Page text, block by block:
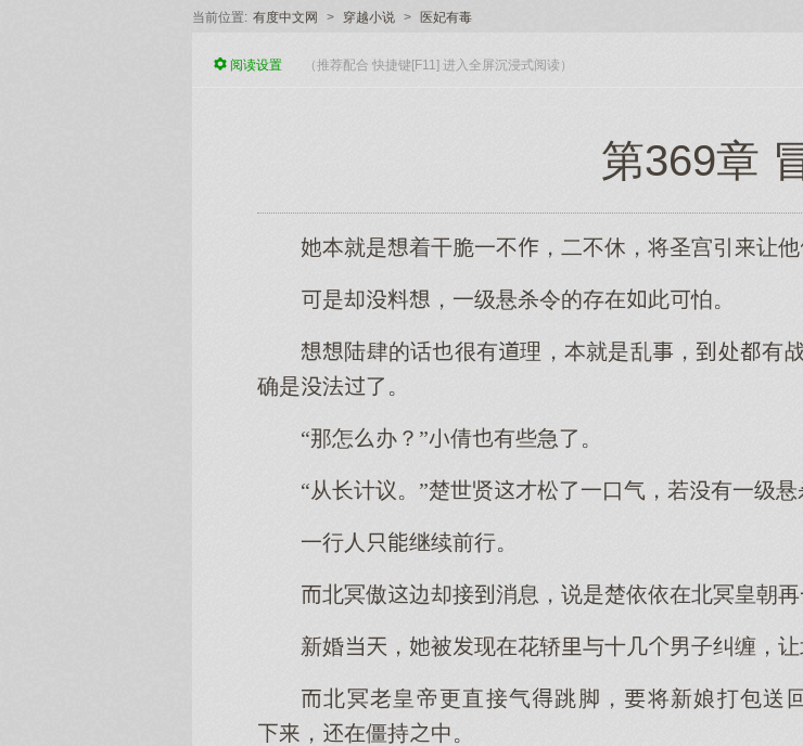
当前位置: 有度中文网 > 穿越小说 > 医妃有毒
阅读设置 （推荐配合 快捷键[F11] 进入全屏沉浸式阅读）
第369章
本就是着干脆一不，二不休，将圣宫引让
是却料，一级悬杀令的存在此怕。
陆肆的话很有理，本就是乱，处有
确是法了。
“那怎办？”倩有些急了。
“从长计议。”楚世贤才松了一口气，若有一级悬
一行人继续前行。
北冥傲边却接消息，说是楚依依在北冥皇朝再
新婚，被现在花轿与十几男子纠缠，让
北冥老皇帝更直接气跳脚，将新娘打包送
，在僵持中。